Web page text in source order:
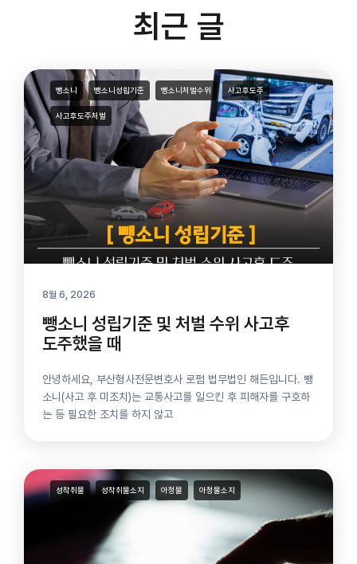
최근 글
뺑소니 뺑소니성립기준 뺑소니처벌수위 사고후도주
사고후도주처벌
8월 6, 2026
뺑소니 성립기준 및 처벌 수위 사고후
도주했을 때
안녕하세요, 부산형사전문변호사 로펌 법무법인 해든입니다. 뺑
소니(사고 후 미조치)는 교통사고를 일으킨 후 피해자를 구호하
는 등 필요한 조치를 하지 않고
성착취물 성착취물소지 아청물 아청물소지